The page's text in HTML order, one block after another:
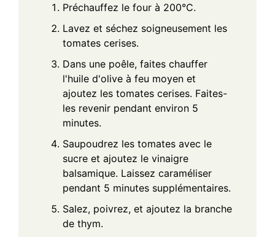
Préchauffez le four à 200°C.
Lavez et séchez soigneusement les
tomates cerises.
Dans une poêle, faites chauffer
l'huile d'olive à feu moyen et
ajoutez les tomates cerises. Faites-
les revenir pendant environ 5
minutes.
Saupoudrez les tomates avec le
sucre et ajoutez le vinaigre
balsamique. Laissez caraméliser
pendant 5 minutes supplémentaires.
Salez, poivrez, et ajoutez la branche
de thym.